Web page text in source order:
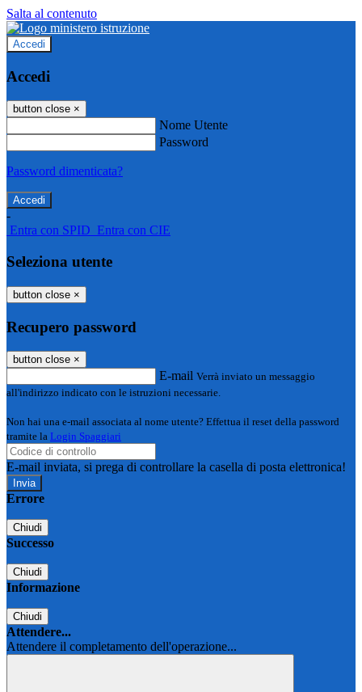
Salta al contenuto
Accedi
Accedi
button close ×
Nome Utente
Password
Password dimenticata?
-
Entra con SPID Entra con CIE
Seleziona utente
button close ×
Recupero password
button close ×
E-mail Verrà inviato un messaggio
all'indirizzo indicato con le istruzioni necessarie.
Non hai una e-mail associata al nome utente? Effettua il reset della password
tramite la Login Spaggiari
E-mail inviata, si prega di controllare la casella di posta elettronica!
Errore
Chiudi
Successo
Chiudi
Informazione
Chiudi
Attendere...
Attendere il completamento dell'operazione...